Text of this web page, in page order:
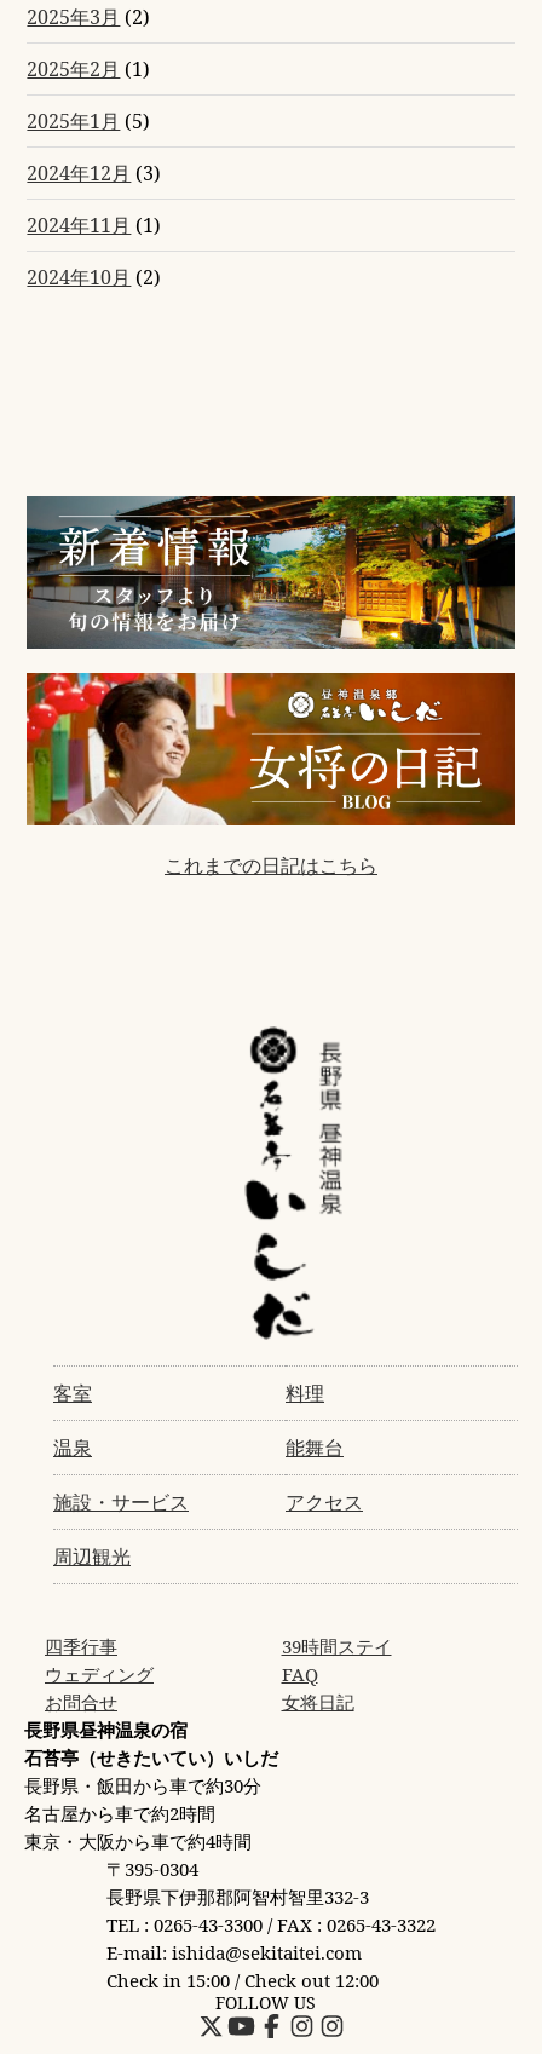
2025年3月 (2)
2025年2月 (1)
2025年1月 (5)
2024年12月 (3)
2024年11月 (1)
2024年10月 (2)
これまでの日記はこちら
長野県昼神温泉の宿
石苔亭（せきたいてい）いしだ
長野県・飯田から車で約30分
名古屋から車で約2時間
東京・大阪から車で約4時間
客室 料理
温泉 能舞台
施設・サービス アクセス
周辺観光
四季行事
39時間ステイ
ウェディング
FAQ
お問合せ
女将日記
〒395-0304
長野県下伊那郡阿智村智里332-3
TEL : 0265-43-3300 / FAX : 0265-43-3322
E-mail: ishida@sekitaitei.com
Check in 15:00 / Check out 12:00
FOLLOW US